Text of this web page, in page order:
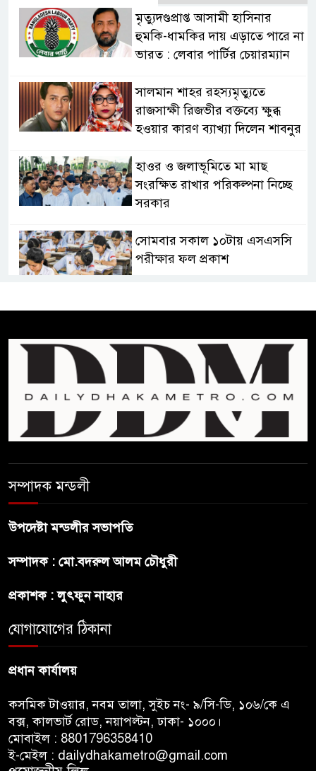
মৃত্যুদণ্ডপ্রাপ্ত আসামী হাসিনার
হুমকি-ধামকির দায় এড়াতে পারে না
ভারত : লেবার পার্টির চেয়ারম্যান
সালমান শাহর রহস্যমৃত্যুতে
রাজসাক্ষী রিজভীর বক্তব্যে ক্ষুব্ধ
হওয়ার কারণ ব্যাখ্যা দিলেন শাবনুর
হাওর ও জলাভূমিতে মা মাছ
সংরক্ষিত রাখার পরিকল্পনা নিচ্ছে
সরকার
সোমবার সকাল ১০টায় এসএসসি
পরীক্ষার ফল প্রকাশ
প্রধানমন্ত্রী
ফিফা সভাপতির বিরুদ্ধে এবার
‘নারী সংক্রান্ত অভিযোগ
ছেলেকে নিয়ে রোনালদোর যে বড়
ট্রাম্পের ৪০ কোটি ডলারের ‘বলরুম
সম্পাদক মন্ডলী
উপদেষ্টা মন্ডলীর সভাপতি
সম্পাদক : মো.বদরুল আলম চৌধুরী
প্রকাশক : লুৎফুন নাহার
যোগাযোগের ঠিকানা
প্রধান কার্যালয়
কসমিক টাওয়ার, নবম তালা, সুইচ নং- ৯/সি-ডি, ১০৬/কে এ
বক্স, কালভার্ট রোড, নয়াপল্টন, ঢাকা- ১০০০।
মোবাইল : 8801796358410
ই-মেইল : dailydhakametro@gmail.com